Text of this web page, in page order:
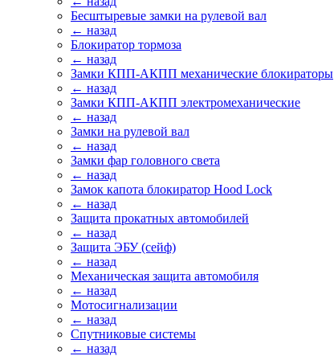
Бесштыревые замки на рулевой вал
← назад
Блокиратор тормоза
← назад
Замки КПП-АКПП механические блокираторы
← назад
Замки КПП-АКПП электромеханические
← назад
Замки на рулевой вал
← назад
Замки фар головного света
← назад
Замок капота блокиратор Hood Lock
← назад
Защита прокатных автомобилей
← назад
Защита ЭБУ (сейф)
← назад
Механическая защита автомобиля
← назад
Мотосигнализации
← назад
Спутниковые системы
← назад